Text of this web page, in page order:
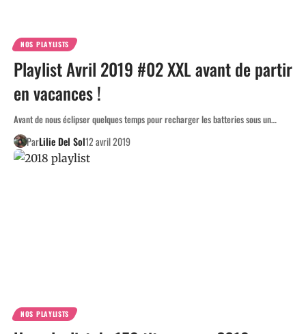
NOS PLAYLISTS
Playlist Avril 2019 #02 XXL avant de partir
en vacances !
Avant de nous éclipser quelques temps pour recharger les batteries sous un…
ParLilie Del Sol12 avril 2019
NOS PLAYLISTS